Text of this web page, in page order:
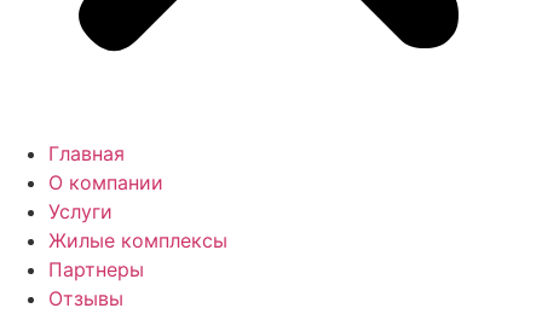
Главная
О компании
Услуги
Жилые комплексы
Партнеры
Отзывы